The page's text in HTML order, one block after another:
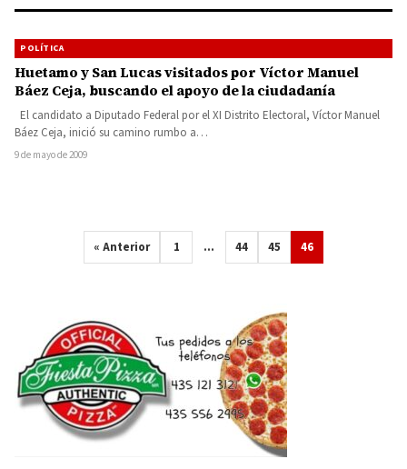
POLÍTICA
Huetamo y San Lucas visitados por Víctor Manuel
Báez Ceja, buscando el apoyo de la ciudadanía
El candidato a Diputado Federal por el XI Distrito Electoral, Víctor Manuel
Báez Ceja, inició su camino rumbo a…
9 de mayo de 2009
« Anterior 1 … 44 45 46